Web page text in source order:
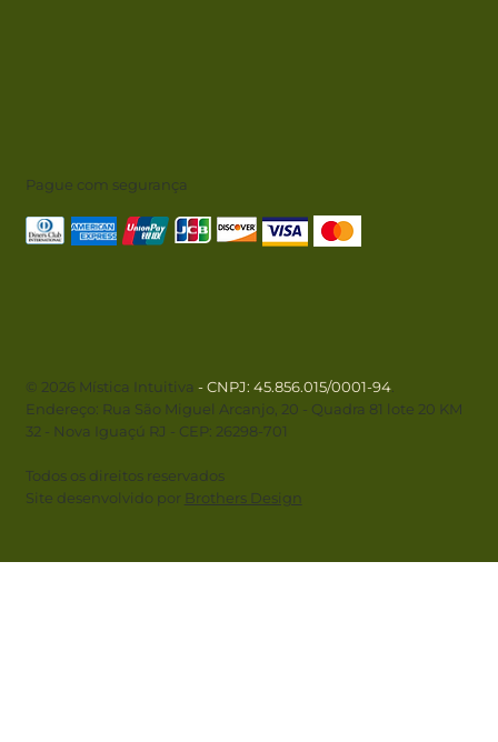
Pague com segurança
© 2026 Mística Intuitiva - CNPJ: 45.856.015/0001-94.
Endereço: Rua São Miguel Arcanjo, 20 - Quadra 81 lote 20 KM
32 - Nova Iguaçú RJ - CEP: 26298-701
Todos os direitos reservados
Site desenvolvido por Brothers Design